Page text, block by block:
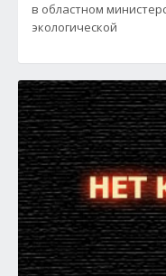
в областном
экологической